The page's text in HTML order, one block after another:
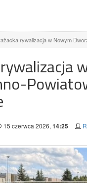
rywalizacja w Nowym
15 czerwca 2026, 14:25